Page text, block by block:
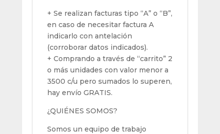
+ Se realizan facturas tipo “A” o “B”,
en caso de necesitar factura A
indicarlo con antelación
(corroborar datos indicados).
+ Comprando a través de “carrito” 2
o más unidades con valor menor a
3500 c/u pero sumados lo superen,
hay envío GRATIS.
¿QUIÉNES SOMOS?
Somos un equipo de trabajo